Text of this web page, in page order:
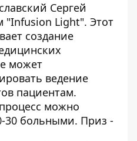
Сергей
Light". Этот
создание
может
ведение
пациентам.
можно
30 больными. Приз -